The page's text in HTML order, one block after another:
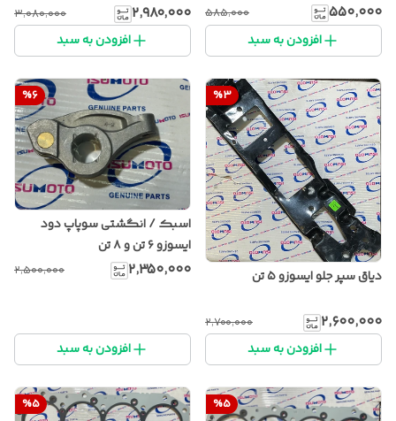
۵۵۰٬۰۰۰ ۵۸۵٬۰۰۰
افزودن به سبد
۲٬۹۸۰٬۰۰۰ ۳٬۰۸۰٬۰۰۰
افزودن به سبد
%3
دیاق سپر جلو ایسوزو ۵ تن
۲٬۶۰۰٬۰۰۰ ۲٬۷۰۰٬۰۰۰
افزودن به سبد
%6
اسبک / انگشتی سوپاپ دود
ایسوزو ۶ تن و ۸ تن
۲٬۳۵۰٬۰۰۰ ۲٬۵۰۰٬۰۰۰
افزودن به سبد
%5
%5